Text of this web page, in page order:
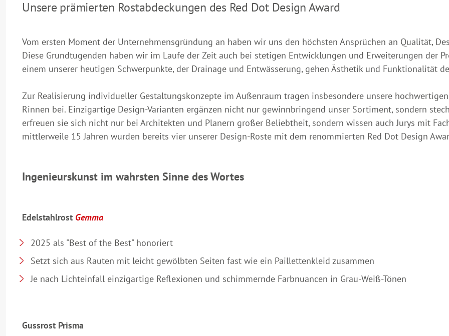
Unsere prämierten Rostabdeckungen des Red Dot Design Award
Vom ersten Moment der Unternehmensgründung an haben wir uns den höchsten Ansprüchen an Qualität,
Diese Grundtugenden haben wir im Laufe der Zeit auch bei stetigen Entwicklungen und Erweiterungen der
einem unserer heutigen Schwerpunkte, der Drainage und Entwässerung, gehen Ästhetik und Funktionalität
Zur Realisierung individueller Gestaltungskonzepte im Außenraum tragen insbesondere unsere
Rinnen bei. Einzigartige Design-Varianten ergänzen nicht nur gewinnbringend unser Sortiment, sondern
erfreuen sie sich nicht nur bei Architekten und Planern großer Beliebtheit, sondern wissen auch Jurys mit
mittlerweile 15 Jahren wurden bereits vier unserer Design-Roste mit dem renommierten Red Dot Design
Ingenieurskunst im wahrsten Sinne des Wortes
Edelstahlrost Gemma
2025 als "Best of the Best" honoriert
Setzt sich aus Rauten mit leicht gewölbten Seiten fast wie ein Paillettenkleid zusammen
Je nach Lichteinfall einzigartige Reflexionen und schimmernde Farbnuancen in Grau-Weiß-Tönen
Gussrost Prisma